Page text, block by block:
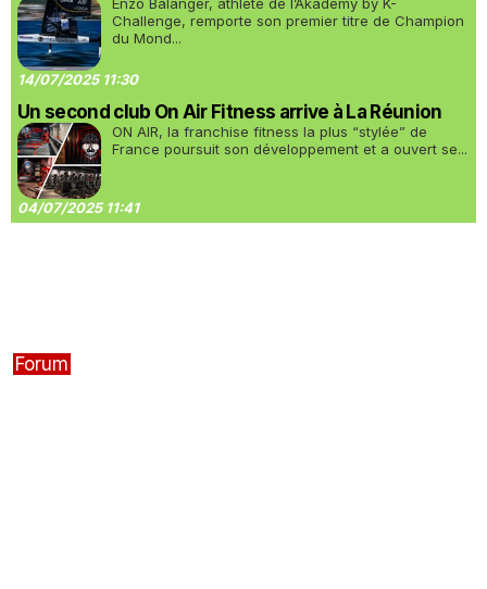
Challenge, remporte son premier titre de Champion
du Mond...
14/07/2025 11:30
Un second club On Air Fitness arrive à La Réunion
ON AIR, la franchise fitness la plus “stylée” de
France poursuit son développement et a ouvert se...
04/07/2025 11:41
Forum